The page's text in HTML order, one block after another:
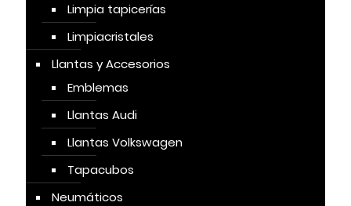
Limpia tapicerías
Limpiacristales
Llantas y Accesorios
Emblemas
Llantas Audi
Llantas Volkswagen
Tapacubos
Neumáticos